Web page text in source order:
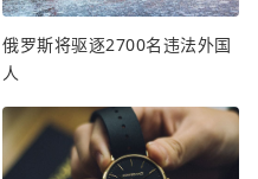
俄罗斯将驱逐2700名违法外国
人